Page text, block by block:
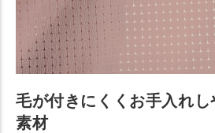
毛が付きにくくお手入れし
素材